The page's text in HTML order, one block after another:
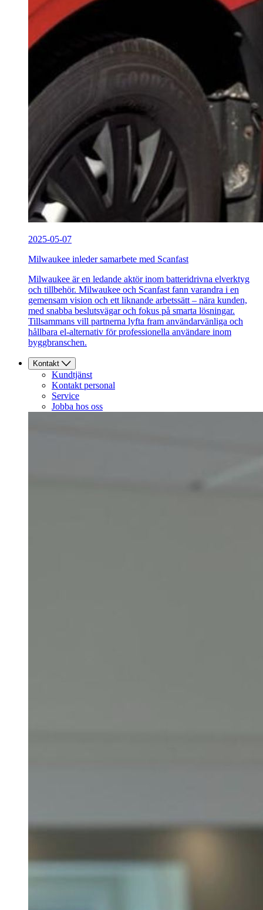
2025-05-07
Milwaukee inleder samarbete med Scanfast
Milwaukee är en ledande aktör inom batteridrivna elverktyg
och tillbehör. Milwaukee och Scanfast fann varandra i en
gemensam vision och ett liknande arbetssätt – nära kunden,
med snabba beslutsvägar och fokus på smarta lösningar.
Tillsammans vill partnerna lyfta fram användarvänliga och
hållbara el-alternativ för professionella användare inom
byggbranschen.
Kontakt
Kundtjänst
Kontakt personal
Service
Jobba hos oss